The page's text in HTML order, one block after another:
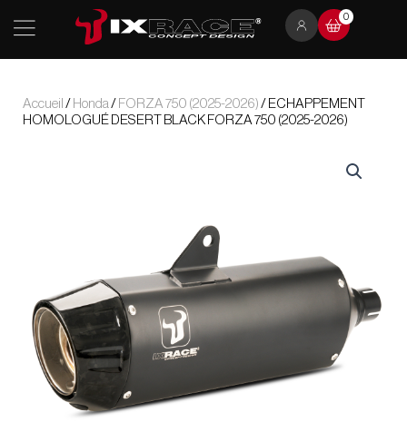
0
Accueil/Honda/FORZA 750 (2025-2026)/ ECHAPPEMENT
HOMOLOGUÉ DESERT BLACK FORZA 750 (2025-2026)